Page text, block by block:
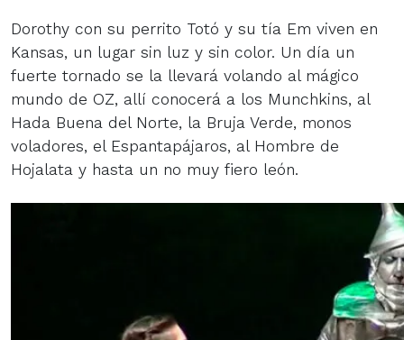
Dorothy con su perrito Totó y su tía Em viven en
Kansas, un lugar sin luz y sin color. Un día un
fuerte tornado se la llevará volando al mágico
mundo de OZ, allí conocerá a los Munchkins, al
Hada Buena del Norte, la Bruja Verde, monos
voladores, el Espantapájaros, al Hombre de
Hojalata y hasta un no muy fiero león.